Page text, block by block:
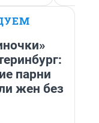
парни
жен без